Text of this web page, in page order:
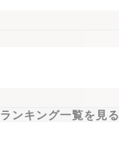
ランキング一覧を見る